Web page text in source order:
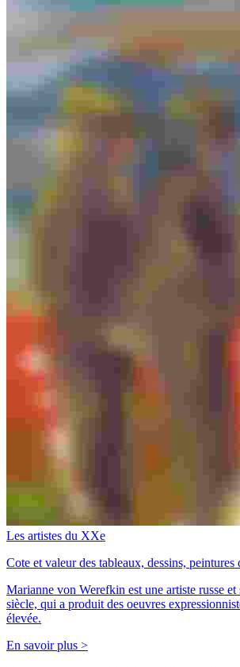
Les artistes du XXe
Cote et valeur des tableaux, dessins, peintures
Marianne von Werefkin est une artiste russe
siècle, qui a produit des oeuvres
élevée.
En savoir plus >